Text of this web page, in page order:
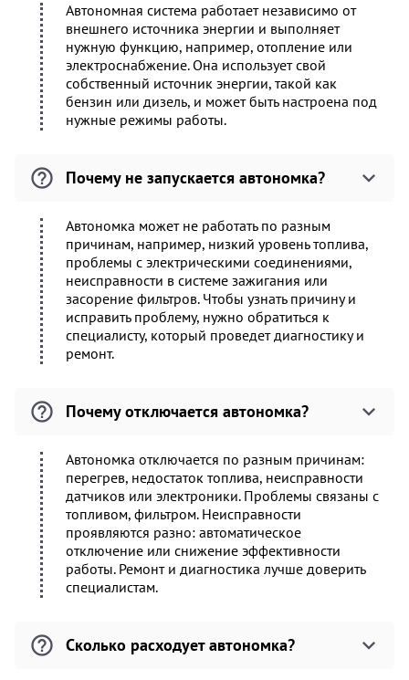
Автономная система работает независимо от
внешнего источника энергии и выполняет
нужную функцию, например, отопление или
электроснабжение. Она использует свой
собственный источник энергии, такой как
бензин или дизель, и может быть настроена под
нужные режимы работы.
Почему не запускается автономка?
Автономка может не работать по разным
причинам, например, низкий уровень топлива,
проблемы с электрическими соединениями,
неисправности в системе зажигания или
засорение фильтров. Чтобы узнать причину и
исправить проблему, нужно обратиться к
специалисту, который проведет диагностику и
ремонт.
Почему отключается автономка?
Автономка отключается по разным причинам:
перегрев, недостаток топлива, неисправности
датчиков или электроники. Проблемы связаны с
топливом, фильтром. Неисправности
проявляются разно: автоматическое
отключение или снижение эффективности
работы. Ремонт и диагностика лучше доверить
специалистам.
Сколько расходует автономка?